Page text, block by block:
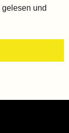
gelesen und